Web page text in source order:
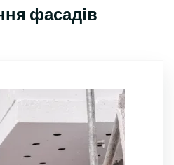
фасадів